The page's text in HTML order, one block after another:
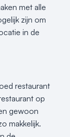
met alle
zijn om
in de
restaurant
op
gewoon
makkelijk.